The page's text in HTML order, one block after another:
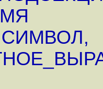
СИМВОЛ,